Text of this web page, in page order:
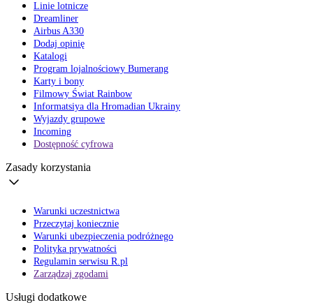
Linie lotnicze
Dreamliner
Airbus A330
Dodaj opinię
Katalogi
Program lojalnościowy Bumerang
Karty i bony
Filmowy Świat Rainbow
Informatsiya dla Hromadian Ukrainy
Wyjazdy grupowe
Incoming
Dostępność cyfrowa
Zasady korzystania
Warunki uczestnictwa
Przeczytaj koniecznie
Warunki ubezpieczenia podróżnego
Polityka prywatności
Regulamin serwisu R.pl
Zarządzaj zgodami
Usługi dodatkowe